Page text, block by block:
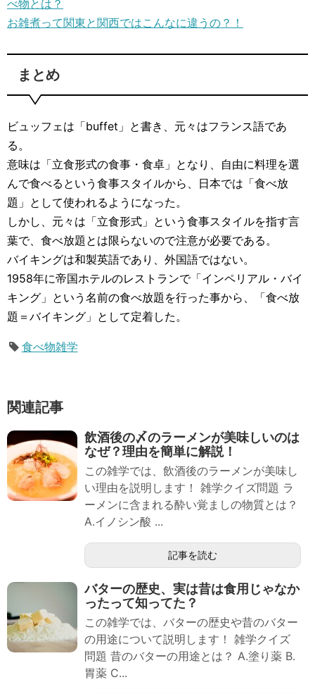
べ物とは？
お雑煮って関東と関西ではこんなに違うの？！
まとめ
ビュッフェは「buffet」と書き、元々はフランス語であ
る。
意味は「立食形式の食事・食卓」となり、自由に料理を選
んで食べるという食事スタイルから、日本では「食べ放
題」として使われるようになった。
しかし、元々は「立食形式」という食事スタイルを指す言
葉で、食べ放題とは限らないので注意が必要である。
バイキングは和製英語であり、外国語ではない。
1958年に帝国ホテルのレストランで「インペリアル・バイ
キング」という名前の食べ放題を行った事から、「食べ放
題＝バイキング」として定着した。
食べ物雑学
関連記事
飲酒後の〆のラーメンが美味しいのは
なぜ？理由を簡単に解説！
この雑学では、飲酒後のラーメンが美味し
い理由を説明します！ 雑学クイズ問題 ラ
ーメンに含まれる酔い覚ましの物質とは？
A.イノシン酸 ...
記事を読む
バターの歴史、実は昔は食用じゃなか
ったって知ってた？
この雑学では、バターの歴史や昔のバター
の用途について説明します！ 雑学クイズ
問題 昔のバターの用途とは？ A.塗り薬 B.
胃薬 C...